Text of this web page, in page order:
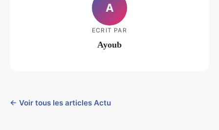
A
ECRIT PAR
Ayoub
← Voir tous les articles Actu